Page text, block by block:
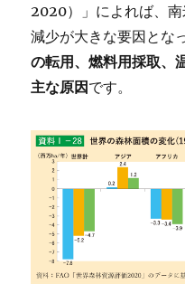
2020）」によれば、
減少が大きな要因とな
の転用、燃料用採取、
主な原因です。